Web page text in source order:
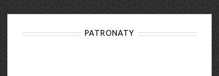
PATRONATY